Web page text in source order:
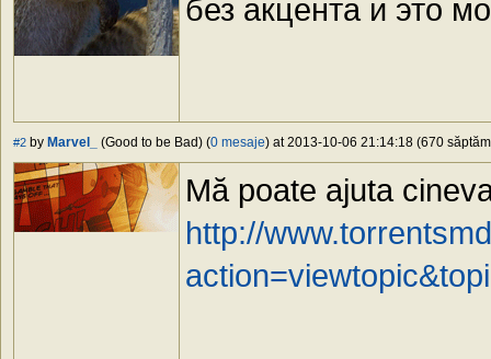
без акцента и это
#2 by Marvel_ (Good to be Bad) (0 mesaje) at 2013-10-06 21:14:18 (670
Mă poate ajuta
http://